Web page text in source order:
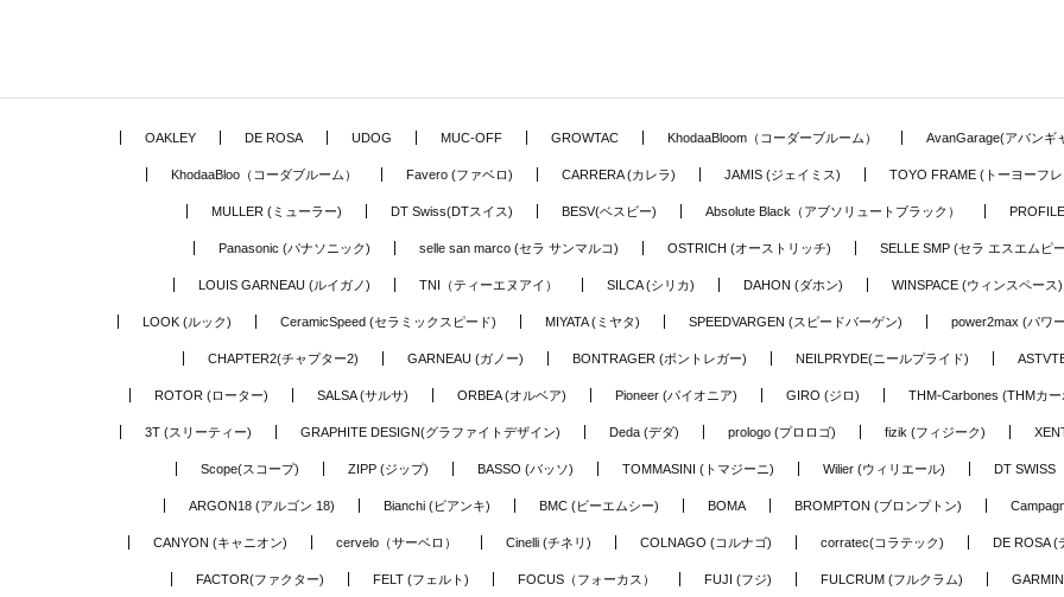
OAKLEY DE ROSA UDOG MUC-OFF GROWTAC KhodaaBloom（コーダーブルーム） AvanGarage(アバンギ
KhodaaBloo（コーダブルーム） Favero (ファベロ) CARRERA (カレラ) JAMIS (ジェイミス) TOYO FRAME (トーヨーフ
MULLER (ミューラー) DT Swiss(DTスイス) BESV(ベスビー) Absolute Black（アブソリュートブラック）
Panasonic (パナソニック) selle san marco (セラ サンマルコ) OSTRICH (オーストリッチ) SELLE SMP (セラ エスエムピ
LOUIS GARNEAU (ルイガノ) TNI（ティーエヌアイ） SILCA (シリカ) DAHON (ダホン) WINSPACE (ウィンスペース)
LOOK (ルック) CeramicSpeed (セラミックスピード) MIYATA (ミヤタ) SPEEDVARGEN (スピードバーゲン) power2max (パワ
CHAPTER2(チャプター2) GARNEAU (ガノー) BONTRAGER (ボントレガー) NEILPRYDE(ニールプライド)
ROTOR (ローター) SALSA (サルサ) ORBEA (オルベア) Pioneer (パイオニア) GIRO (ジロ) THM-Carbones (THMカ
3T (スリーティー) GRAPHITE DESIGN(グラファイトデザイン) Deda (デダ) prologo (プロロゴ) fizik (フィジーク)
Scope(スコープ) ZIPP (ジップ) BASSO (バッソ) TOMMASINI (トマジーニ) Wilier (ウィリエール) DT SWISS
ARGON18 (アルゴン 18) Bianchi (ビアンキ) BMC (ビーエムシー) BOMA BROMPTON (ブロンプトン)
CANYON (キャニオン) cervelo（サーベロ） Cinelli (チネリ) COLNAGO (コルナゴ) corratec(コラテック) DE ROSA (
FACTOR(ファクター) FELT (フェルト) FOCUS（フォーカス） FUJI (フジ) FULCRUM (フルクラム) GARMIN